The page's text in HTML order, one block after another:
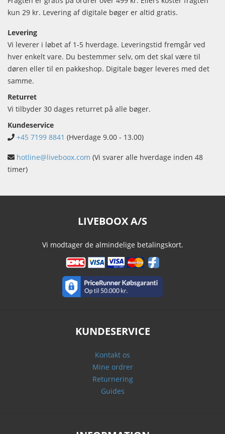
kun 29 kr. Levering af digitale bøger er altid gratis.
Levering
Vi leverer i løbet af 1-5 hverdage. Leveringstid fremgår ved
hver enkelt vare. Du bestemmer selv, om det skal være til
døren eller til en pakkeshop. Digitale bøger leveres med det
samme.
Returret
Vi tilbyder 30 dages returret på alle bøger.
Kundeservice
+45 7199 8841 (Hverdage 9.00 - 13.00)
hotline@liveboox.com (Vi svarer alle hverdage inden 48
timer)
LIVEBOOX A/S
Vi modtager de almindelige betalingskort.
KUNDESERVICE
Kontakt os
Mine ordrer
Returnering
Guides